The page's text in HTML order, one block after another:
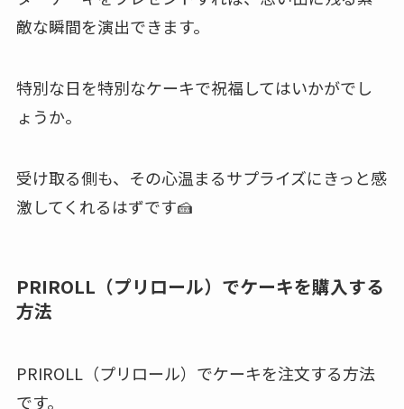
敵な瞬間を演出できます。
特別な日を特別なケーキで祝福してはいかがでし
ょうか。
受け取る側も、その心温まるサプライズにきっと感
激してくれるはずです🍰
PRIROLL（プリロール）でケーキを購入する
方法
PRIROLL（プリロール）でケーキを注文する方法
です。